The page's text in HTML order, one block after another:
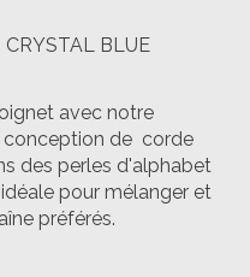
CRYSTAL BLUE
avec notre
conception de corde
des perles d'alphabet
pour mélanger et
préférés.